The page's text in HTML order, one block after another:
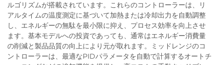
ルゴリズムが搭載されています。これらのコントローラーは、リ
アルタイムの温度測定に基づいて加熱または冷却出力を自動調整
し、エネルギーの無駄を最小限に抑え、プロセス効率を向上させ
ます。基本モデルへの投資であっても、通常はエネルギー消費量
の削減と製品品質の向上により元が取れます。ミッドレンジのコ
ントローラーは、最適なPIDパラメータを自動で計算するオートチ